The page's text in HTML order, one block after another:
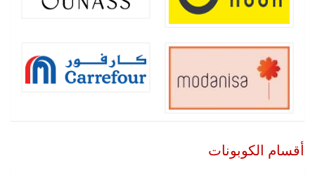
أقسام الكوبونات